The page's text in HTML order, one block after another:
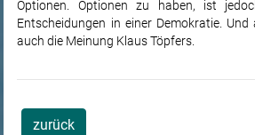
Optionen. Optionen zu haben, ist
Entscheidungen in einer Demokratie.
auch die Meinung Klaus Töpfers.
zurück